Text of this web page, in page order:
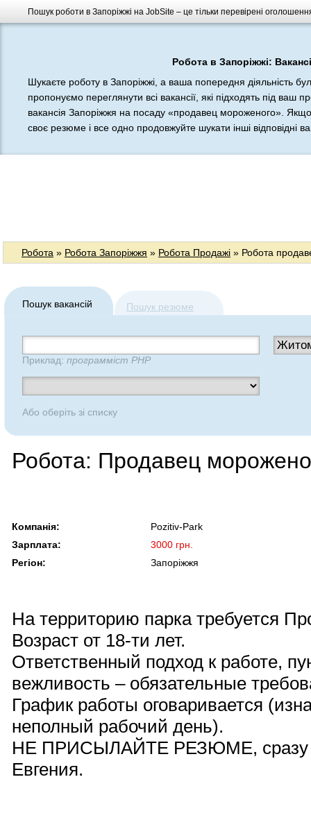
Пошук роботи в Запоріжжі на JobSite – це тільки перевірені
Робота в Запоріжжі:
Шукаєте роботу в Запоріжжі, а ваша попередня діяльність
пропонуємо переглянути всі вакансії, які підходять під ваш
вакансія Запоріжжя на посаду «продавец мороженого». Якщо
своє резюме і все одно продовжуйте шукати інші відповідні
Робота » Робота Запоріжжя » Робота Продажі » Робота
Пошук вакансій Пошук резюме
Приклад: программіст PHP
Або оберіть зі списку
Робота: Продавец
Компанія:
Pozitiv-Park
Зарплата:
3000 грн.
Регіон:
Запоріжжя
На территорию парка требуется
Возраст от 18-ти лет.
Ответственный подход к работе,
вежливость – обязательные
График работы оговаривается
неполный рабочий день).
НЕ ПРИСЫЛАЙТЕ РЕЗЮМЕ, сразу
Евгения.